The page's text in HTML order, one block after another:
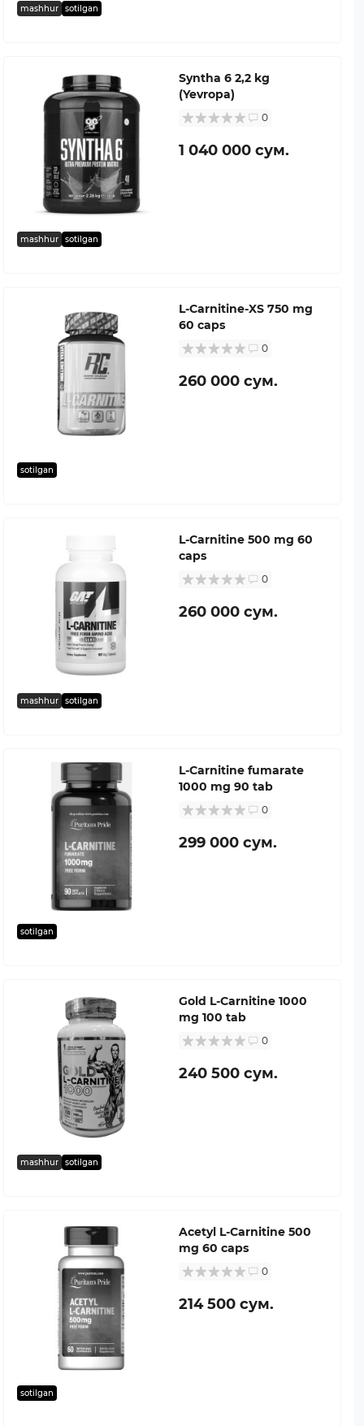
mashhur sotilgan
mashhur sotilgan
Syntha 6 2,2 kg
(Yevropa)
0
1 040 000 сум.
sotilgan
L-Carnitine-XS 750 mg
60 caps
0
260 000 сум.
mashhur sotilgan
L-Carnitine 500 mg 60
caps
0
260 000 сум.
sotilgan
L-Carnitine fumarate
1000 mg 90 tab
0
299 000 сум.
mashhur sotilgan
Gold L-Carnitine 1000
mg 100 tab
0
240 500 сум.
sotilgan
Acetyl L-Carnitine 500
mg 60 caps
0
214 500 сум.